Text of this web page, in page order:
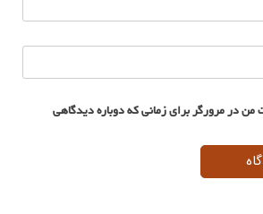
من در مرورگر برای زمانی که دوباره دیدگاهی